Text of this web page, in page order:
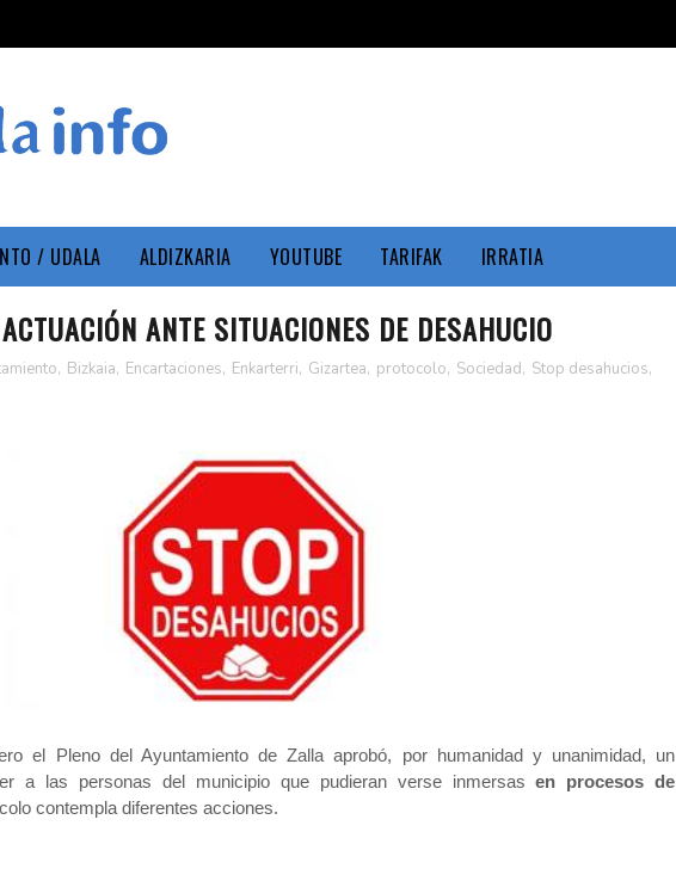
/ UDALA ALDIZKARIA YOUTUBE TARIFAK IRRATIA
ANTE SITUACIONES DE DESAHUCIO
, Bizkaia, Encartaciones, Enkarterri, Gizartea, protocolo, Sociedad, Stop desahucios,
el Pleno del Ayuntamiento de Zalla aprobó, por humanidad y unanimidad, un
a las personas del municipio que pudieran verse inmersasen procesos de
contempla diferentes acciones.